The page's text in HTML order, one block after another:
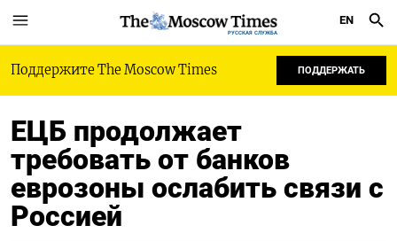
РУССКАЯ СЛУЖБА
EN
Поддержите The Moscow Times ПОДДЕРЖАТЬ
ЕЦБ продолжает
требовать от банков
еврозоны ослабить связи с
Россией